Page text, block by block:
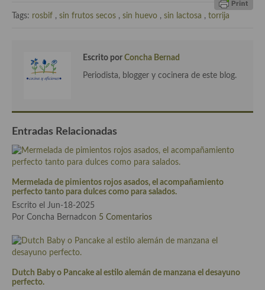
Cocina Balear
Cocina Castellana
Cocina Catalana
Cocina Gallega
Cocina Madrileña
Cocina Murciana
Cocina Riojana
Cocina Valenciana
Tags: rosbif , sin frutos secos , sin huevo , sin lactosa , torrija
Escrito por Concha Bernad
Periodista, blogger y cocinera de este blog.
Entradas Relacionadas
Mermelada de pimientos rojos asados, el acompañamiento
perfecto tanto para dulces como para salados.
Escrito el Jun-18-2025
Por Concha Bernadcon 5 Comentarios
Dutch Baby o Pancake al estilo alemán de manzana el desayuno
perfecto.